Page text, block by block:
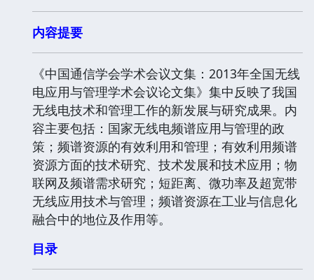
内容提要
《中国通信学会学术会议文集：2013年全国无线
电应用与管理学术会议论文集》集中反映了我国
无线电技术和管理工作的新发展与研究成果。内
容主要包括：国家无线电频谱应用与管理的政
策；频谱资源的有效利用和管理；有效利用频谱
资源方面的技术研究、技术发展和技术应用；物
联网及频谱需求研究；短距离、微功率及超宽带
无线应用技术与管理；频谱资源在工业与信息化
融合中的地位及作用等。
目录